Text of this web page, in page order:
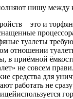
нишу
– это и
туалеты
отношении
в приёмной
не совсем
средства для
работать не